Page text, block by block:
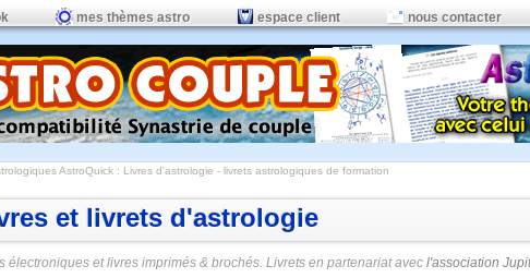
mes thèmes astro espace client nous contacter
AstroQuick : Livres d'astrologie - livrets astrologiques de formation
et livrets d'astrologie
électroniques et livres imprimés & brochés. Livrets en partenariat avec l'association